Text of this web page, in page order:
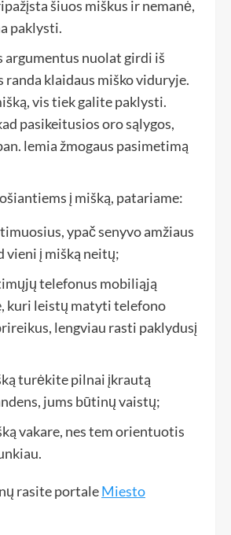
šiuos miškus ir nemanė,
paklysti.
nuolat girdi iš
randa klaidaus miško viduryje.
vis tiek galite paklysti.
pasikeitusios oro sąlygos,
lemia žmogaus pasimetimą
į mišką, patariame:
ypač senyvo amžiaus
vieni į mišką neitų;
telefonus mobiliąją
kuri leistų matyti telefono
lengviau rasti paklydusį
turėkite pilnai įkrautą
jums būtinų vaistų;
vakare, nes tem orientuotis
rasite portaleMiesto